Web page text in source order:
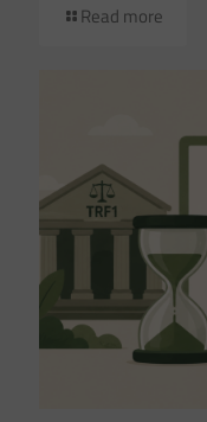
Read more